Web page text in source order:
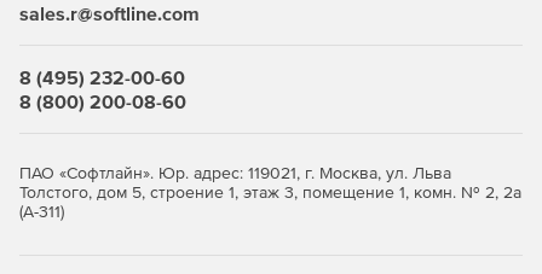
или в сочетании с версией Composer Edition).
Возможность писать приложения, которые
sales.r@softline.com
8 (495) 232-00-60
8 (800) 200-08-60
ПАО «Софтлайн». Юр. адрес: 119021, г. Москва, ул. Льва
Толстого, дом 5, строение 1, этаж 3, помещение 1, комн. № 2, 2а
(А-311)